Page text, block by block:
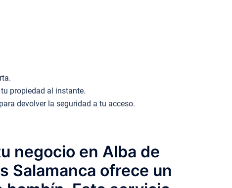
propiedad al instante.
devolver la seguridad a tu acceso.
negocio en Alba de
Salamanca ofrece un